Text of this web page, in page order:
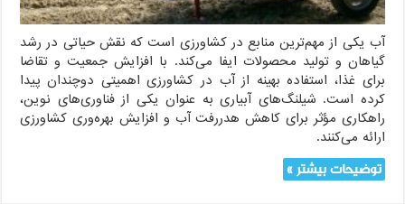
آب یکی از مهم‌ترین منابع در کشاورزی است که نقش حیاتی در رشد
گیاهان و تولید محصولات ایفا می‌کند. با افزایش جمعیت و تقاضا
برای غذا، استفاده بهینه از آب در کشاورزی اهمیتی دوچندان پیدا
کرده است. شیلنگ‌های آبیاری به عنوان یکی از فناوری‌های نوین،
راهکاری مؤثر برای کاهش هدررفت آب و افزایش بهره‌وری کشاورزی
ارائه می‌کنند.
توضیحات بیشتر »